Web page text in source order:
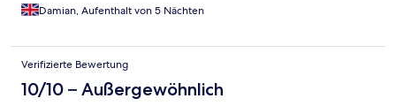
Damian, Aufenthalt von 5 Nächten
Verifizierte Bewertung
10/10 – Außergewöhnlich